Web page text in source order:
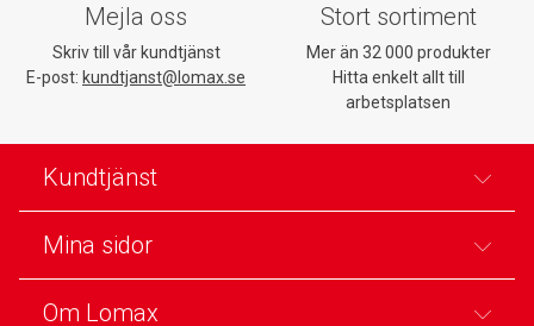
Mejla oss
Skriv till vår kundtjänst
E-post: kundtjanst@lomax.se
Stort sortiment
Mer än 32 000 produkter
Hitta enkelt allt till
arbetsplatsen
Kundtjänst
Mina sidor
Om Lomax